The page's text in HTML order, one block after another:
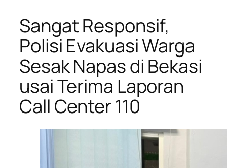
Sangat Responsif,
Polisi Evakuasi Warga
Sesak Napas di Bekasi
usai Terima Laporan
Call Center 110